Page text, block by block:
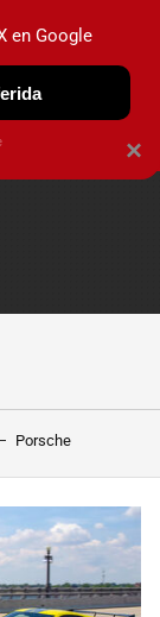
Porsche
×
en Google